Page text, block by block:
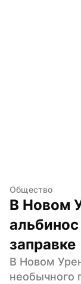
Общество
В Новом
заправке
В Новом
необычного